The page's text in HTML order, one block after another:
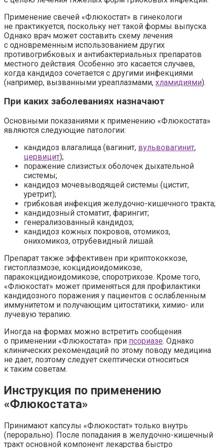
Применение свечей «Флюкостат» в гинекологи
не практикуется, поскольку нет такой формы выпуска.
Однако врач может составить схему лечения
с одновременным использованием других
противогрибковых и антибактериальных препаратов
местного действия. Особенно это касается случаев,
когда кандидоз сочетается с другими инфекциями
(например, вызванными уреаплазмами, хламидиями).
При каких заболеваниях назначают
Основными показаниями к применению «Флюкостата»
являются следующие патологии:
кандидоз влагалища (вагинит, вульвовагинит,
цервицит);
поражение слизистых оболочек дыхательной
системы;
кандидоз мочевыводящей системы (цистит,
уретрит);
грибковая инфекция желудочно-кишечного тракта;
кандидозный стоматит, фарингит;
генерализованный кандидоз;
кандидоз кожных покровов, отомикоз,
онихомикоз, отрубевидный лишай.
Препарат также эффективен при криптококкозе,
гистоплазмозе, кокцидиоидомикозе,
паракокцидиоидомикозе, споротрихозе. Кроме того,
«Флюкостат» может применяться для профилактики
кандидозного поражения у пациентов с ослабленным
иммунитетом и получающим цитостатики, химио- или
лучевую терапию.
Иногда на формах можно встретить сообщения
о применении «Флюкостата» при псориазе. Однако
клинических рекомендаций по этому поводу медицина
не дает, поэтому следует скептически относиться
к таким советам.
Инструкция по применению
«Флюкостата»
Принимают капсулы «Флюкостат» только внутрь
(перорально). После попадания в желудочно-кишечный
тракт основной компонент лекарства быстро